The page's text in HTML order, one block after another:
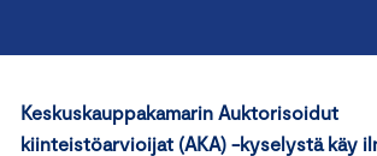
Keskuskauppakamarin Auktorisoidut
kiinteistöarvioijat (AKA) -kyselystä käy